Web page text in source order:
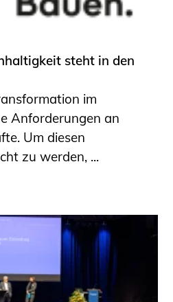
steht in den
im
Anforderungen an
Um diesen
zu werden, ...